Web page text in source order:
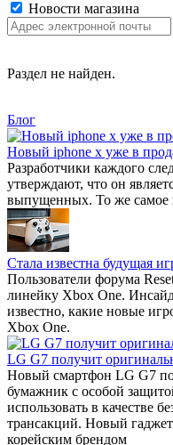
Новости магазина
Раздел не найден.
Блог
Новый iphone x уже в
Разработчики каждого
утверждают, что он
выпущенных. То же самое
Стала известна будущая
Пользователи форума
линейку Xbox One.
известно, какие новые
Xbox One.
LG G7 получит
Новый смартфон LG G7
бумажник с особой
использовать в качестве
трансакций. Новый
корейским брендом